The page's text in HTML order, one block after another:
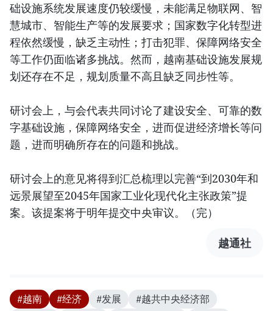
础设施系统发展速度仍较缓慢，未能满足物联网、智
慧城市、智能生产等的发展要求；国家数字化转型进
程依然缓慢，缺乏主动性；打击犯罪、保障网络安全
等工作仍面临诸多挑战。然而，越南基础设施发展规
划还存在不足，规划质量不高且缺乏同步性等。
研讨会上，与会代表共同讨论了建设安全、可靠的数
字基础设施，保障网络安全，进而促进经济增长等问
题，进而明确所存在的问题和挑战。
研讨会上的意见将得到汇总梳理以完善“到2030年和
远景展望至2045年国家工业化现代化主张政策”提
案。该提案将于明年提交中央审议。（完）
越通社
#越南 #经济 #发展
#越共中央经济部